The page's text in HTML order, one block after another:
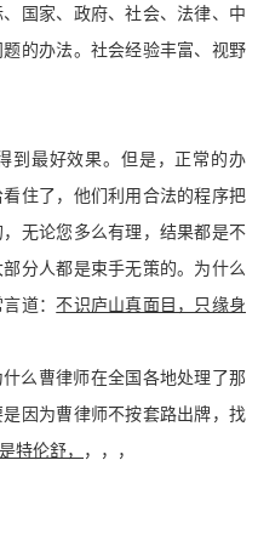
国家、政府、社会、法律、中
的办法。社会经验丰富、视野
到最好效果。但是，正常的办
住了，他们利用合法的程序把
无论您多么有理，结果都是不
分人都是束手无策的。为什么
言道：不识庐山真面目，只缘身
什么曹律师在全国各地处理了那
因为曹律师不按套路出牌，找
特伦舒， ，，，